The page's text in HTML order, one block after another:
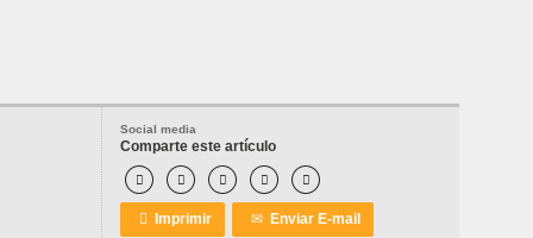
Social media
Comparte este artículo
    
 Imprimir ✉ Enviar E-mail